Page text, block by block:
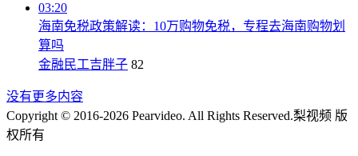
03:20
海南免税政策解读：10万购物免税，专程去海南购物划
算吗
金融民工吉胖子 82
没有更多内容
Copyright © 2016-2026 Pearvideo. All Rights Reserved.梨视频 版
权所有